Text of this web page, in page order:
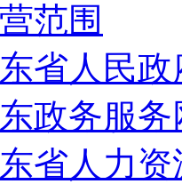
范围
省人民政
政务服务
省人力